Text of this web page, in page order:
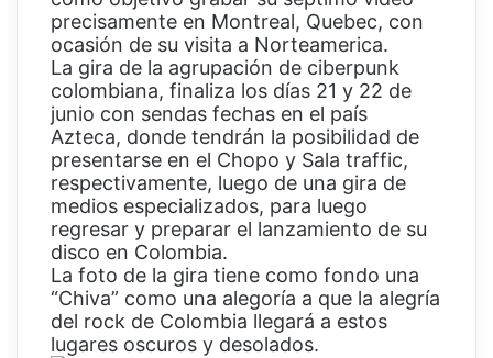
precisamente en Montreal, Quebec, con
ocasión de su visita a Norteamerica.
La gira de la agrupación de ciberpunk
colombiana, finaliza los días 21 y 22 de
junio con sendas fechas en el país
Azteca, donde tendrán la posibilidad de
presentarse en el Chopo y Sala traffic,
respectivamente, luego de una gira de
medios especializados, para luego
regresar y preparar el lanzamiento de su
disco en Colombia.
La foto de la gira tiene como fondo una
“Chiva” como una alegoría a que la alegría
del rock de Colombia llegará a estos
lugares oscuros y desolados.